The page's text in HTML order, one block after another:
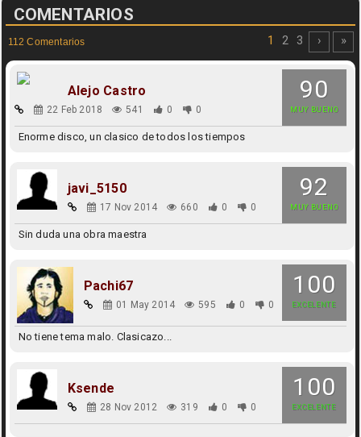
COMENTARIOS
112 Comentarios 1 2 3 › »
90
MUY BUENO
Alejo Castro
22 Feb 2018 541 0 0
Enorme disco, un clasico de todos los tiempos
92
MUY BUENO
javi_5150
17 Nov 2014 660 0 0
Sin duda una obra maestra
100
EXCELENTE
Pachi67
01 May 2014 595 0 0
No tiene tema malo. Clasicazo...
100
EXCELENTE
Ksende
28 Nov 2012 319 0 0